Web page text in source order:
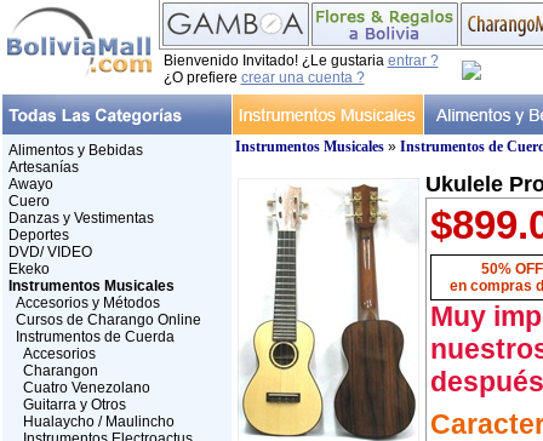
Bienvenido Invitado! ¿Le gustaria entrar ?
¿O prefiere crear una cuenta ?
Alimentos y Bebidas
Artesanías
Awayo
Cuero
Danzas y Vestimentas
Deportes
DVD/ VIDEO
Ekeko
Instrumentos Musicales
Accesorios y Métodos
Cursos de Charango Online
Instrumentos de Cuerda
Accesorios
Charangon
Cuatro Venezolano
Guitarra y Otros
Hualaycho / Maulincho
Instrumentos Musicales» Instrumentos de
Ukulele
50%
en compras
Muy